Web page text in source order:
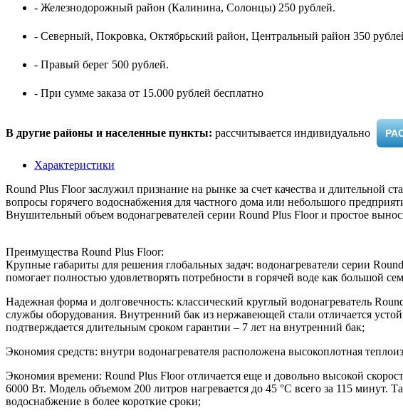
- Железнодорожный район (Калинина, Солонцы) 250 рублей.
- Северный, Покровка, Октябрьский район, Центральный район 350
- Правый берег 500 рублей.
- При сумме заказа от 15.000 рублей бесплатно
В другие районы и населенные пункты: рассчитывается индивидуально ​
Характеристики
Round Plus Floor заслужил признание на рынке за счет качества и длительной
вопросы горячего водоснабжения для частного дома или небольшого
Внушительный объем водонагревателей серии Round Plus Floor и простое
Преимущества Round Plus Floor:
Крупные габариты для решения глобальных задач: водонагреватели серии
помогает полностью удовлетворять потребности в горячей воде как большой
Надежная форма и долговечность: классический круглый водонагреватель
службы оборудования. Внутренний бак из нержавеющей стали отличается
подтверждается длительным сроком гарантии – 7 лет на внутренний бак;
Экономия средств: внутри водонагревателя расположена высокоплотная
Экономия времени: Round Plus Floor отличается еще и довольно высокой
6000 Вт. Модель объемом 200 литров нагревается до 45 °С всего за 115 минут.
водоснабжение в более короткие сроки;